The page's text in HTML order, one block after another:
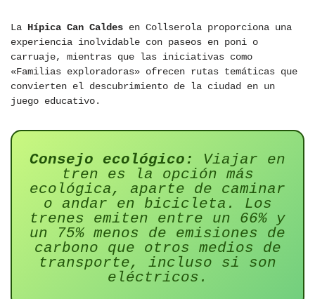
La Hípica Can Caldes en Collserola proporciona una
experiencia inolvidable con paseos en poni o
carruaje, mientras que las iniciativas como
«Familias exploradoras» ofrecen rutas temáticas que
convierten el descubrimiento de la ciudad en un
juego educativo.
Consejo ecológico:
Viajar en
tren es la opción más
ecológica, aparte de caminar
o andar en bicicleta. Los
trenes emiten entre un 66% y
un 75% menos de emisiones de
carbono que otros medios de
transporte, incluso si son
eléctricos.